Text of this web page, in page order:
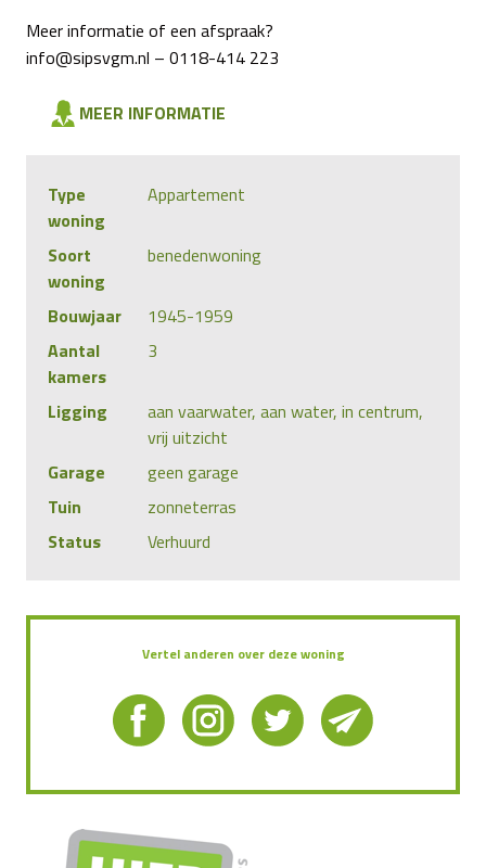
Meer informatie of een afspraak?
info@sipsvgm.nl – 0118-414 223
MEER INFORMATIE
Type
woning
Appartement
Soort
woning
benedenwoning
Bouwjaar
1945-1959
Aantal
kamers
3
Ligging
aan vaarwater, aan water, in centrum,
vrij uitzicht
Garage
geen garage
Tuin
zonneterras
Status
Verhuurd
Vertel anderen over deze woning